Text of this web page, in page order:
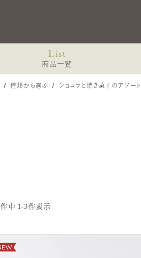
List
商品一覧
種類から選ぶ ショコラと焼き菓子のアソート
件中 1-3件表示